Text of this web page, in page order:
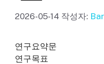
2026-05-14 작성자:
연구요약문
연구목표